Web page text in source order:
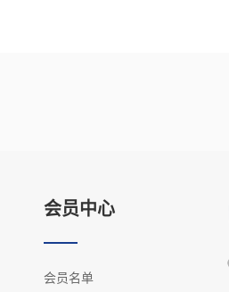
会员中心
会员名单